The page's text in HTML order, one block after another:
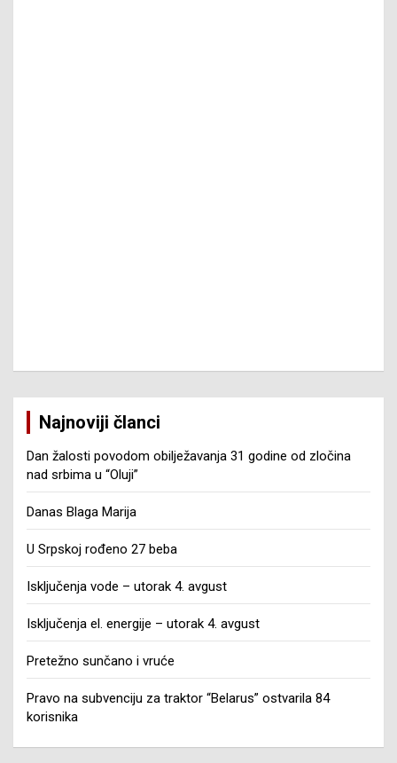
Najnoviji članci
Dan žalosti povodom obilježavanja 31 godine od zločina
nad srbima u “Oluji”
Danas Blaga Marija
U Srpskoj rođeno 27 beba
Isključenja vode – utorak 4. avgust
Isključenja el. energije – utorak 4. avgust
Pretežno sunčano i vruće
Pravo na subvenciju za traktor “Belarus” ostvarila 84
korisnika